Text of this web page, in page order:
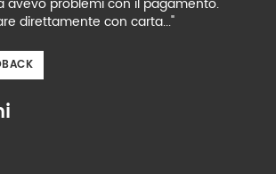
direttamente con carta..."